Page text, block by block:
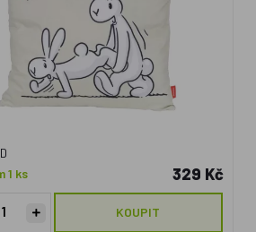
1 ks
329 Kč
KOUPIT